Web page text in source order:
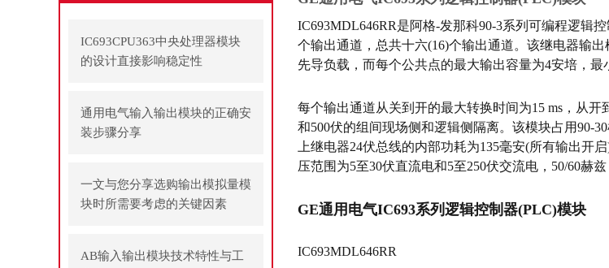
IC693CPU363中央处理器模块
的设计直接影响稳定性
通用电气输入输出模块的正确安
装步骤分享
一文与您分享选购输出模拟量模
块时所需要考虑的关键因素
AB输入输出模块技术特性与工
IC693MDL646RR是阿格-发那科90-3系列可编程逻辑
个输出通道，总共十六(16)个输出通道。该继电器输
先导负载，而每个公共点的最大输出容量为4安培，最
每个输出通道从关到开的最大转换时间为15 ms，从
和500伏的组间现场侧和逻辑侧隔离。该模块占用90-
上继电器24伏总线的内部功耗为135毫安(所有输出开
压范围为5至30伏直流电和5至250伏交流电，50/60赫兹
GE通用电气IC693系列逻辑控制器(PLC)模块
IC693MDL646RR